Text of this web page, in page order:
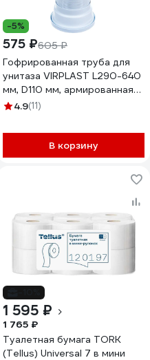
-5%
575 ₽605 ₽
Гофрированная труба для
унитаза VIRPLAST L290-640
мм, D110 мм, армированная
70921 70984967
4.9(11)
В корзину
1 595 ₽
1 765 ₽
Туалетная бумага TORK
(Tellus) Universal 7 в мини